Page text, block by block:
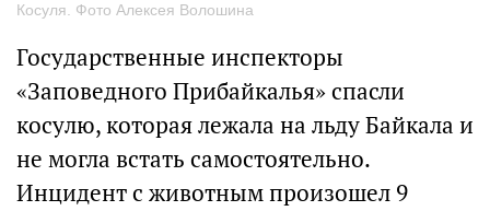
Косуля. Фото Алексея Волошина
Государственные инспекторы
«Заповедного Прибайкалья» спасли
косулю, которая лежала на льду Байкала и
не могла встать самостоятельно.
Инцидент с животным произошел 9